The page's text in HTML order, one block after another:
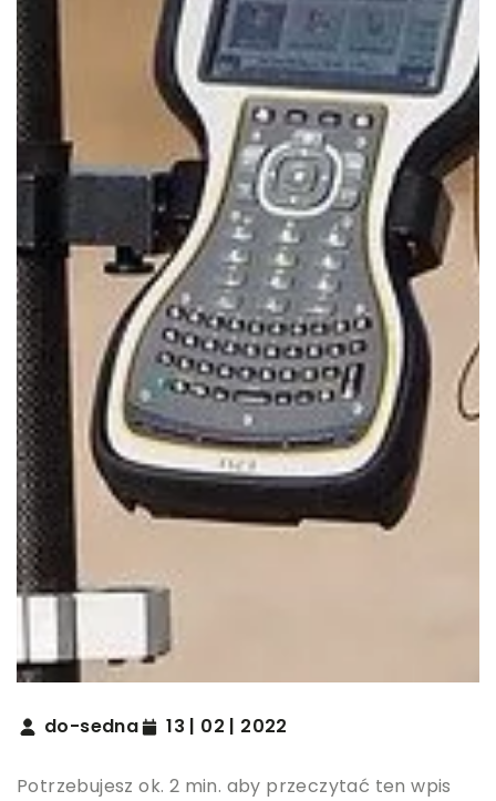
do-sedna 13 | 02 | 2022
Potrzebujesz ok. 2 min. aby przeczytać ten wpis